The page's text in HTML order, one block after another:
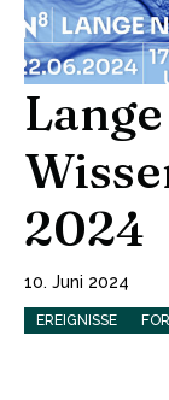
2024
10. Juni 2024
EREIGNISSE